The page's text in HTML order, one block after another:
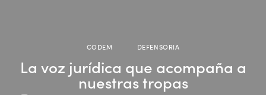
CODEM DEFENSORIA
La voz jurídica que acompaña a
nuestras tropas